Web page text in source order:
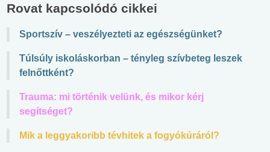
Rovat kapcsolódó cikkei
Sportszív – veszélyezteti az egészségünket?
Túlsúly iskoláskorban – tényleg szívbeteg leszek
felnőttként?
Trauma: mi történik velünk, és mikor kérj
segítséget?
Mik a leggyakoribb tévhitek a fogyókúráról?